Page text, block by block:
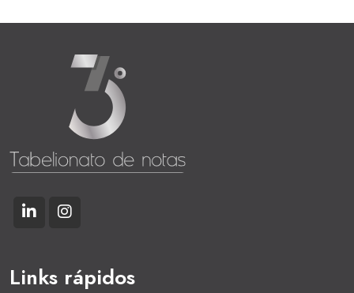
Links rápidos